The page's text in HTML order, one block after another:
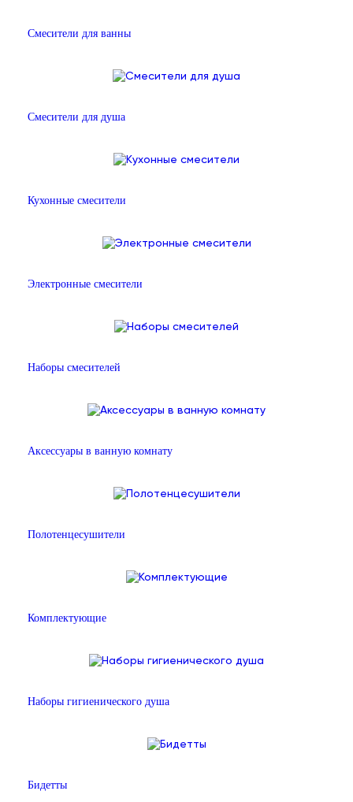
Смесители для ванны
Смесители для душа
Кухонные смесители
Электронные смесители
Наборы смесителей
Аксессуары в ванную комнату
Полотенцесушители
Комплектующие
Наборы гигиенического душа
Бидетты